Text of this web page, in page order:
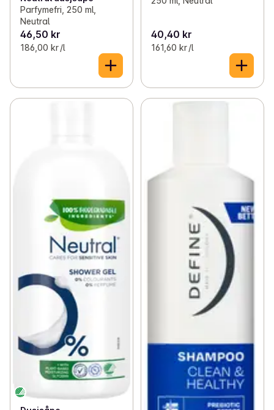
Parfymefri, 250 ml,
Neutral
46,50 kr
186,00 kr /l
40,40 kr
161,60 kr /l